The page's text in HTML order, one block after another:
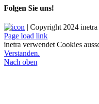
Folgen Sie uns!
| Copyright 2024
Page load link
inetra verwendet Cookies
Verstanden.
Nach oben